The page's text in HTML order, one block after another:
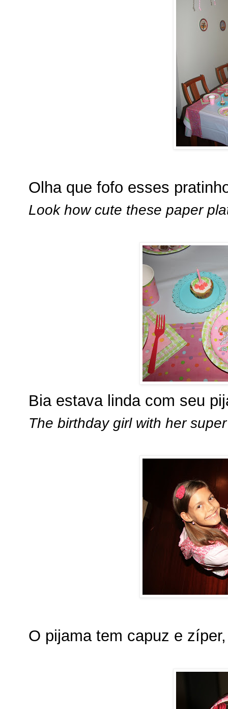
Olha que fofo esses
Look how cute these paper
Bia estava linda com seu
The birthday girl with her
O pijama tem capuz e